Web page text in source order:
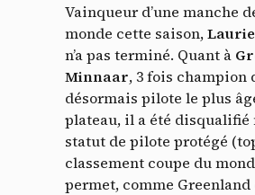
Vainqueur d’une manche
monde cette saison,
n’a pas terminé. Quant à
Minnaar, 3 fois champion
désormais pilote le plus
plateau, il a été disqualifié
statut de pilote protégé
classement coupe du
permet, comme Greenland